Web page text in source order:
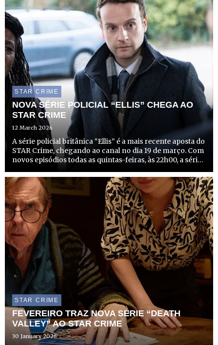
STAR CRIME
NOVA SÉRIE POLICIAL “ELLIS” CHEGA AO
STAR CRIME
12 March 2026
A série policial britânica “Ellis” é a mais recente aposta do
STAR Crime, chegando ao canal no dia 19 de março. Com
novos episódios todas as quintas-feiras, às 22h00, a série
complexas e cheias de suspense no norte de In...
STAR CRIME
FEVEREIRO TRAZ NOVA SÉRIE “DEATH
VALLEY” AO STAR CRIME
30 January 2026